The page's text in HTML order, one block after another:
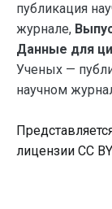
публикация
журнале,
Данные для
Ученых —
научном
лицензии CC